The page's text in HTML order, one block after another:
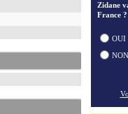
Zidane
France ?
OUI
NON